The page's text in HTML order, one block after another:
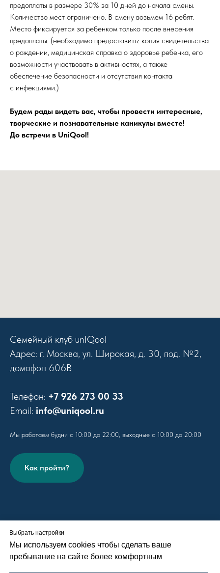
предоплаты в размере 30% за 10 дней до начала смены.
Количество мест ограничено. В смену возьмем 16 ребят.
Место фиксируется за ребенком только после внесения
предоплаты. (необходимо предоставить: копия свидетельства
о рождении, медицинская справка о здоровье ребенка, его
возможности участвовать в активностях, а также
обеспечение безопасности и отсутствия контакта
с инфекциями.)
Будем рады видеть вас, чтобы провести интересные,
творческие и познавательные каникулы вместе!
До встречи в UniQool!
Семейный клуб unIQool
Адрес: г. Москва, ул. Широкая, д. 30, под. №2,
домофон 606B
Телефон: +7 926 273 00 33
Email: info@uniqool.ru
Мы работаем будни с 10:00 до 22:00, выходные с 10:00 до 20:00
Как пройти?
Пользовательское соглашение
Политика использования cookie-файлов
Выбрать настройки
Мы используем cookies чтобы сделать ваше
пребывание на сайте более комфортным